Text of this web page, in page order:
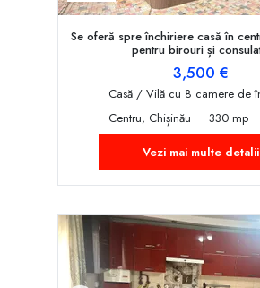
Se oferă spre închiriere casă în
pentru birouri și
3,500 €
Casă / Vilă cu 8 camere de
Centru, Chișinău
330 mp
Vezi mai multe detalii